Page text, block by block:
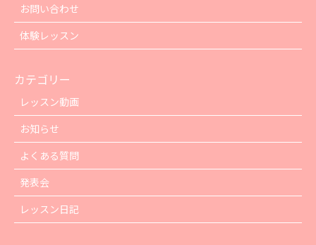
お問い合わせ
体験レッスン
カテゴリー
レッスン動画
お知らせ
よくある質問
発表会
レッスン日記